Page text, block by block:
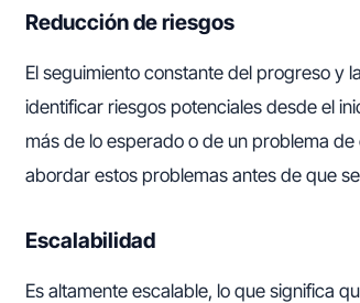
Reducción de riesgos
El seguimiento constante del progreso y
identificar riesgos potenciales desde el
más de lo esperado o de un problema
abordar estos problemas antes de que
Escalabilidad
Es altamente escalable, lo que significa